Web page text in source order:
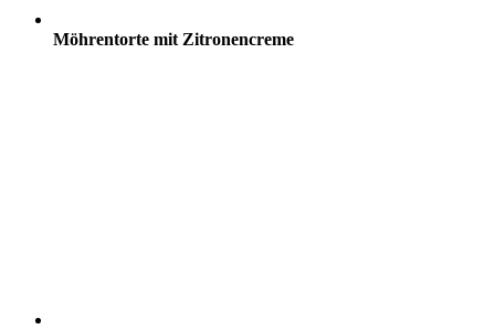
Möhrentorte mit Zitronencreme